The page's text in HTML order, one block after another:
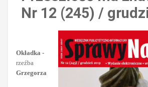
Nr 12 (245) /
Okładka -
rzeźba
Grzegorza